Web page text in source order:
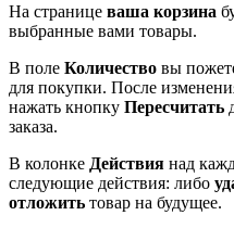
На странице ваша корзина
выбранные вами товары.
В поле Количество вы
для покупки. После
нажать кнопку Пересчитать
заказа.
В колонке Действия над
следующие действия: либо
отложить товар на будущее.